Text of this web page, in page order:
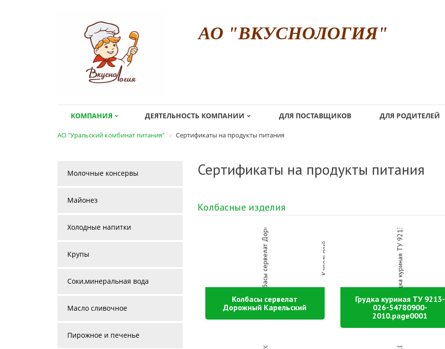
АО "ВКУСНОЛОГИЯ"
КОМПАНИЯ ДЕЯТЕЛЬНОСТЬ КОМПАНИИ ДЛЯ ПОСТАВЩИКОВ ДЛЯ РОДИТЕЛЕЙ
АО "Уральский комбинат питания" Сертификаты на продукты питания
Сертификаты на продукты питания
Колбасные изделия
Колбасы сервелат
Дорожный Карельский
Грудка куриная ТУ 9213-
026-54780900-
2010.page0001
Молочные консервы
Майонез
Холодные напитки
Крупы
Соки,минеральная вода
Масло сливочное
Пирожное и печенье